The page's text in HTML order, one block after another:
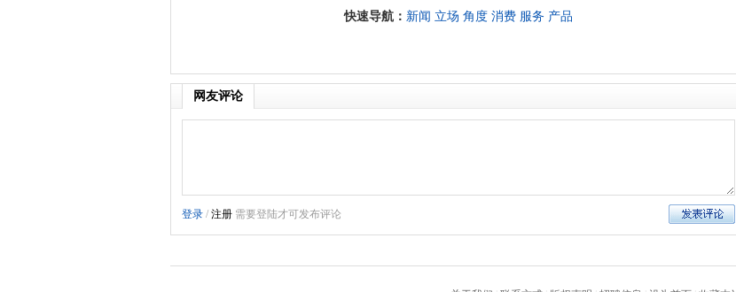
快速导航： 新闻 立场 角度 消费 服务 产品
网友评论